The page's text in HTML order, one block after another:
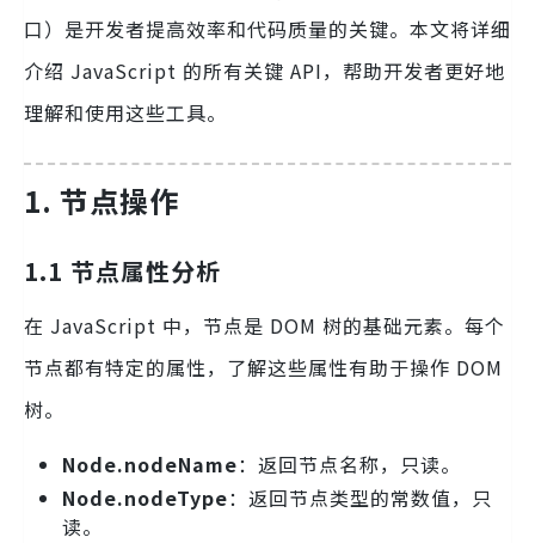
口）是开发者提高效率和代码质量的关键。本文将详细
介绍 JavaScript 的所有关键 API，帮助开发者更好地
理解和使用这些工具。
1. 节点操作
1.1 节点属性分析
在 JavaScript 中，节点是 DOM 树的基础元素。每个
节点都有特定的属性，了解这些属性有助于操作 DOM
树。
Node.nodeName：返回节点名称，只读。
Node.nodeType：返回节点类型的常数值，只
读。